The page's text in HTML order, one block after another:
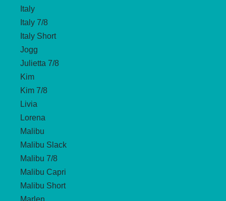
Italy
Italy 7/8
Italy Short
Jogg
Julietta 7/8
Kim
Kim 7/8
Livia
Lorena
Malibu
Malibu Slack
Malibu 7/8
Malibu Capri
Malibu Short
Marlen